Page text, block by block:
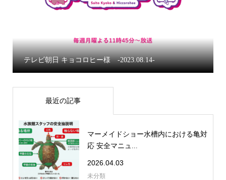
【ディズニーアトラクション】リトル・マーメイド ア
エルの海底冒険
最近の記事
マーメイドショー水槽内における亀対
応 安全マニュ...
2026.04.03
未分類